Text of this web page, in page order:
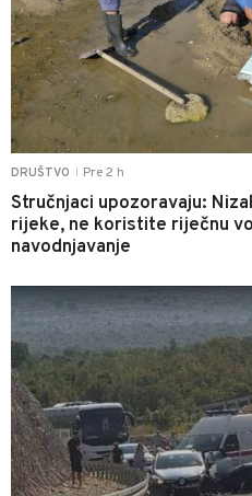
DRUŠTVO Pre 2 h
Stručnjaci upozoravaju:
rijeke, ne koristite riječnu
navodnjavanje